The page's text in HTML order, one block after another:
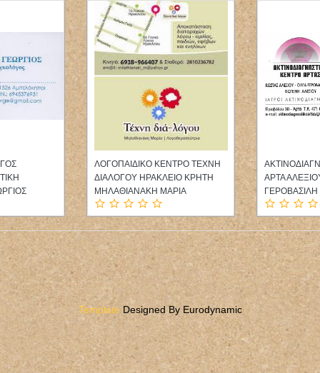
ΛΟΓΟΠΑΙΔΙΚΟ ΚΕΝΤΡΟ ΤΕΧΝΗ
ΔΙΑΛΟΓΟΥ ΗΡΑΚΛΕΙΟ ΚΡΗΤΗ
ΜΗΛΑΘΙΑΝΑΚΗ ΜΑΡΙΑ
ΑΡΤΑ
ΓΕΡΟΒΑΣΙΛΗ
Template Designed By Eurodynamic